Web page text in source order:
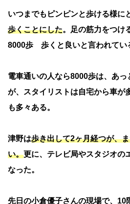
いつまでもピンピンと歩ける様に
歩くことにした。足の筋力をつけ
8000歩 歩くと良いと言われてい
電車通いの人なら8000歩は、あ
が、スタイリストは自宅から車が
も多々ある。
津野は歩き出して2ヶ月経つが、
い。更に、テレビ局やスタジオの
なった。
先日の小倉優子さんの現場で、10